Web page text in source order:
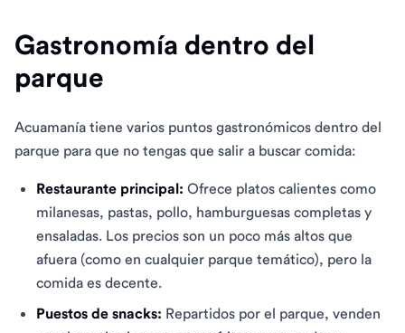
Gastronomía dentro del
parque
Acuamanía tiene varios puntos gastronómicos dentro del
parque para que no tengas que salir a buscar comida:
Restaurante principal: Ofrece platos calientes como
milanesas, pastas, pollo, hamburguesas completas y
ensaladas. Los precios son un poco más altos que
afuera (como en cualquier parque temático), pero la
comida es decente.
Puestos de snacks: Repartidos por el parque, venden